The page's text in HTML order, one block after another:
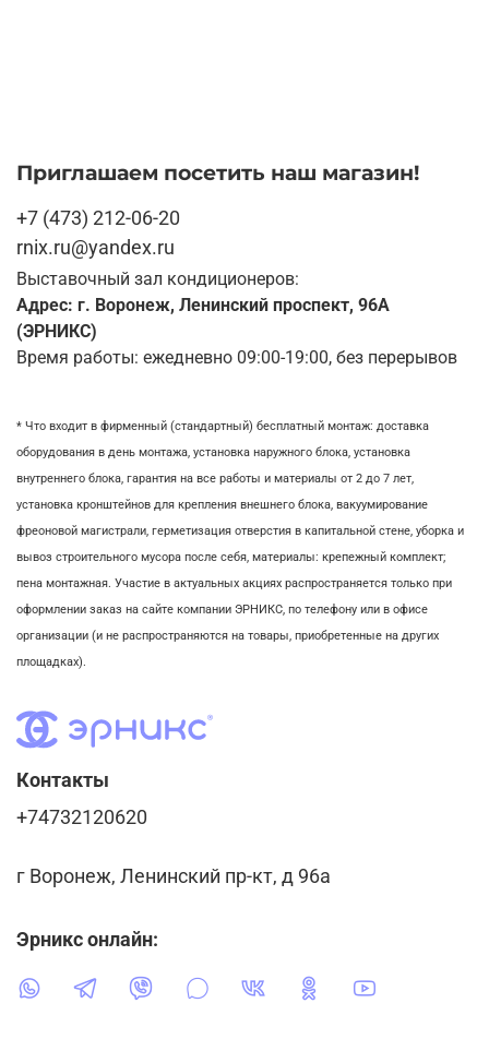
Приглашаем посетить наш магазин!
+7 (473) 212-06-20
rnix.ru@yandex.ru
Выставочный зал кондиционеров:
Адрес: г. Воронеж, Ленинский проспект, 96А
(ЭРНИКС)
Время работы: ежедневно 09:00-19:00, без перерывов
* Что входит в фирменный (стандартный) бесплатный монтаж: доставка
оборудования в день монтажа, установка наружного блока, установка
внутреннего блока, гарантия на все работы и материалы от 2 до 7 лет,
установка кронштейнов для крепления внешнего блока, вакуумирование
фреоновой магистрали, герметизация отверстия в капитальной стене, уборка и
вывоз строительного мусора после себя, материалы: крепежный комплект;
пена монтажная. Участие в актуальных акциях распространяется только при
оформлении заказ на сайте компании ЭРНИКС, по телефону или в офисе
организации (и не распространяются на товары, приобретенные на других
площадках).
Контакты
+74732120620
г Воронеж, Ленинский пр-кт, д 96а
Эрникс онлайн: